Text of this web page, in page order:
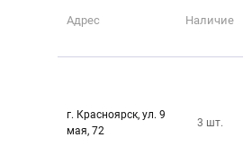
Адрес Наличие
г. Красноярск, ул. 9
мая, 72
3 шт.